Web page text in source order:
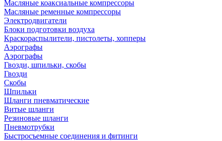
Масляные коаксиальные компрессоры
Масляные ременные компрессоры
Электродвигатели
Блоки подготовки воздуха
Краскораспылители, пистолеты, хопперы
Аэрографы
Аэрографы
Гвозди, шпильки, скобы
Гвозди
Скобы
Шпильки
Шланги пневматические
Витые шланги
Резиновые шланги
Пневмотрубки
Быстросъемные соединения и фитинги